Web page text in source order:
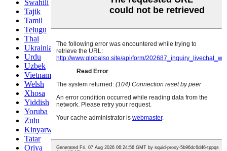
Swahili
Tajik
Tamil
Telugu
Thai
Ukrainian
Urdu
Uzbek
Vietnamese
Welsh
Xhosa
Yiddish
Yoruba
Zulu
Kinyarwanda
Tatar
Oriya